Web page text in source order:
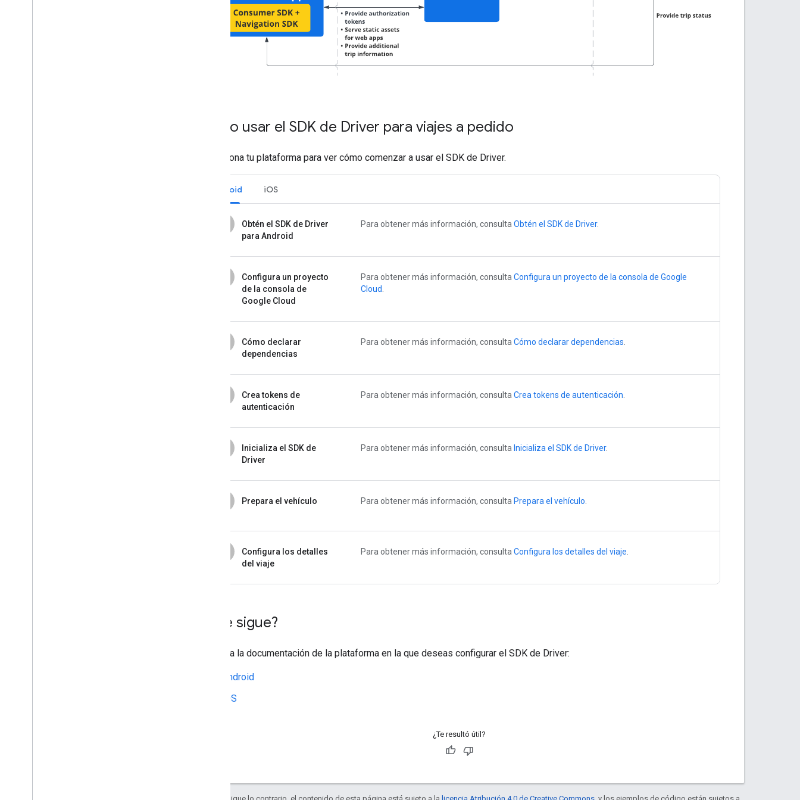
Cómo usar el SDK de Driver para viajes a pedido
Selecciona tu plataforma para ver cómo comenzar a usar el SDK de Driver.
Android iOS
Obtén el SDK de Driver
para Android
Para obtener más información, consultaObtén el SDK de Driver.
Configura un proyecto
de la consola de
Google Cloud
Para obtener más información, consultaConfigura un proyecto de la consola de Google
Cloud.
Cómo declarar
dependencias
Para obtener más información, consultaCómo declarar dependencias.
Crea tokens de
autenticación
Para obtener más información, consultaCrea tokens de autenticación.
Inicializa el SDK de
Driver
Para obtener más información, consulta Inicializa el SDK de Driver.
Prepara el vehículo Para obtener más información, consulta Prepara el vehículo.
Configura los detalles
del viaje
Para obtener más información, consultaConfigura los detalles del viaje.
¿Qué sigue?
Consulta la documentación de la plataforma en la que deseas configurar el SDK de Driver:
Android
iOS
¿Te resultó útil?